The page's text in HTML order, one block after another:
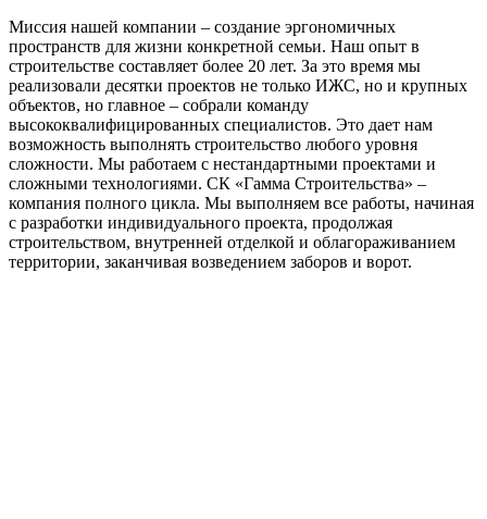
Миссия нашей компании – создание эргономичных
пространств для жизни конкретной семьи. Наш опыт в
строительстве составляет более 20 лет. За это время мы
реализовали десятки проектов не только ИЖС, но и крупных
объектов, но главное – собрали команду
высококвалифицированных специалистов. Это дает нам
возможность выполнять строительство любого уровня
сложности. Мы работаем с нестандартными проектами и
сложными технологиями. СК «Гамма Строительства» –
компания полного цикла. Мы выполняем все работы, начиная
с разработки индивидуального проекта, продолжая
строительством, внутренней отделкой и облагораживанием
территории, заканчивая возведением заборов и ворот.